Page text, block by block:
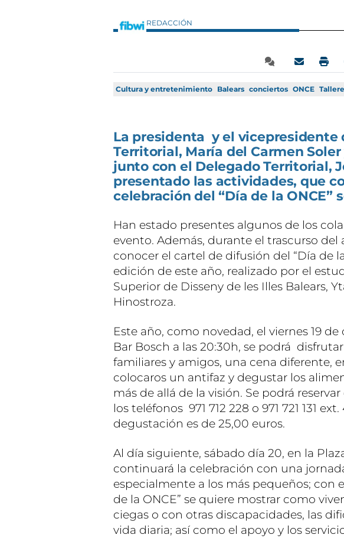
REDACCIÓN
Cultura y entretenimiento Balears conciertos ONCE
La presidenta y el vicepresidente
Territorial, María del Carmen
junto con el Delegado Territorial,
presentado las actividades, que
celebración del “Día de la ONCE”
Han estado presentes algunos de los
evento. Además, durante el trascurso del
conocer el cartel de difusión del “Día de
edición de este año, realizado por el
Superior de Disseny de les Illes Balears,
Hinostroza.
Este año, como novedad, el viernes 19
Bar Bosch a las 20:30h, se podrá
familiares y amigos, una cena diferente,
colocaros un antifaz y degustar los
más de allá de la visión. Se podrá
los teléfonos 971 712 228 o 971 721 131
degustación es de 25,00 euros.
Al día siguiente, sábado día 20, en la
continuará la celebración con una
especialmente a los más pequeños; con
de la ONCE” se quiere mostrar como
ciegas o con otras discapacidades, las
vida diaria; así como el apoyo y los